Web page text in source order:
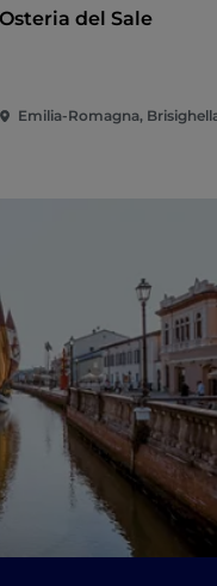
Osteria del Sale
Emilia-Romagna,